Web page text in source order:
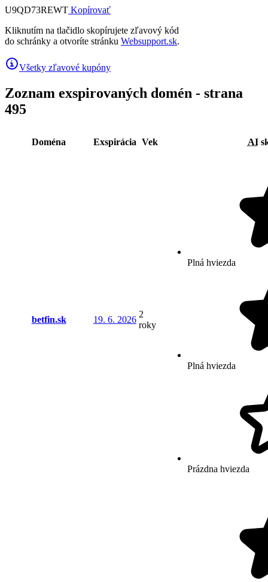
U9QD73REWT Kopírovať
Kliknutím na tlačidlo skopírujete zľavový kód
do schránky a otvoríte stránku Websupport.sk.
Všetky zľavové kupóny
Zoznam exspirovaných domén - strana
495
Doména Exspirácia Vek AI
betfin.sk 19. 6. 2026
2
roky
Plná hviezda
Plná hviezda
Prázdna hviezda